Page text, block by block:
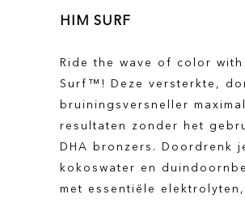
HIM SURF
Ride the wave of color with
Surf™! Deze versterkte,
bruiningsversneller
resultaten zonder het
DHA bronzers. Doordrenk
kokoswater en
met essentiële elektrolyten,